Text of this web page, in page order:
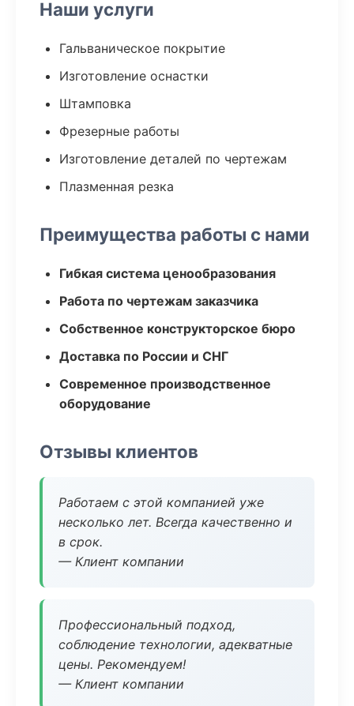
Наши услуги
Гальваническое покрытие
Изготовление оснастки
Штамповка
Фрезерные работы
Изготовление деталей по чертежам
Плазменная резка
Преимущества работы с нами
Гибкая система ценообразования
Работа по чертежам заказчика
Собственное конструкторское бюро
Доставка по России и СНГ
Современное производственное
оборудование
Отзывы клиентов
Работаем с этой компанией уже
несколько лет. Всегда качественно и
в срок.
— Клиент компании
Профессиональный подход,
соблюдение технологии, адекватные
цены. Рекомендуем!
— Клиент компании